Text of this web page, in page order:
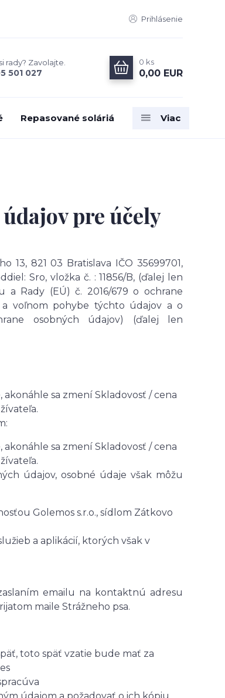
Prihlásenie
rady? Zavolajte.
501 027
0 ks
0,00 EUR
Repasované soláriá Viac
pre účely
13, 821 03 Bratislava IČO 35699701,
Sro, vložka č. : 11856/B, (ďalej len
a Rady (EÚ) č. 2016/679 o ochrane
a voľnom pohybe týchto údajov a o
osobných údajov) (ďalej len
sa zmení Skladovosť / cena
sa zmení Skladovosť / cena
údajov, osobné údaje však môžu
Golemos s.r.o., sídlom Zátkovo
a aplikácií, ktorých však v
emailu na kontaktnú adresu
maile Strážneho psa.
toto späť vzatie bude mať za